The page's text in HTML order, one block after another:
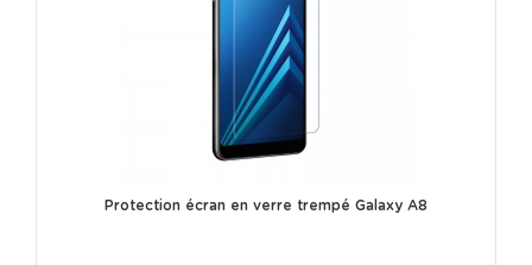
Protection écran en verre trempé Galaxy A8